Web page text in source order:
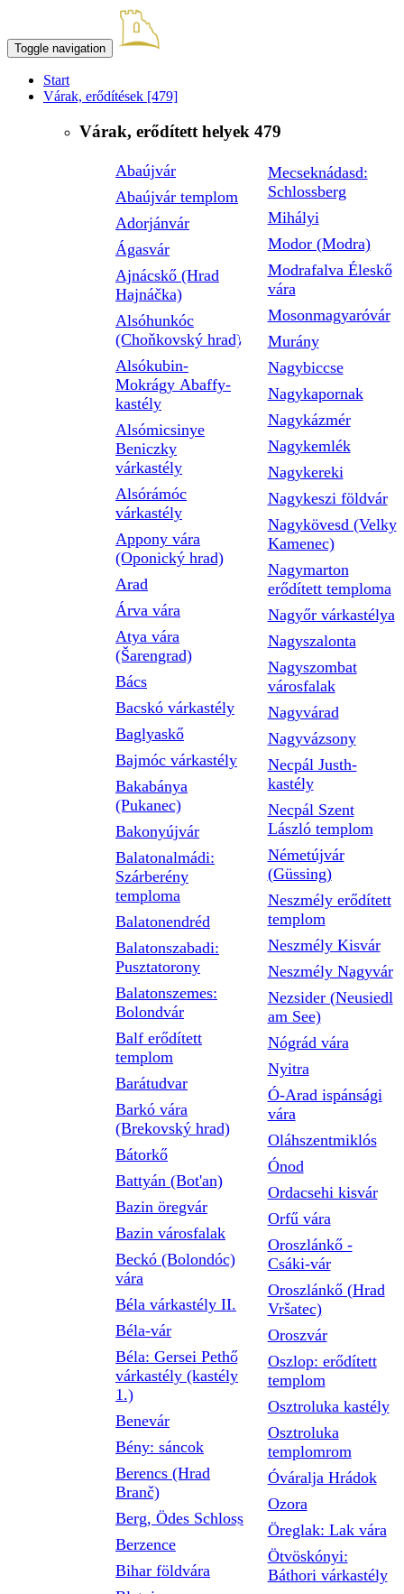
Toggle navigation
Start
Várak, erődítések [479]
Várak, erődített helyek 479
Abaújvár
Abaújvár templom
Adorjánvár
Ágasvár
Ajnácskő (Hrad
Hajnáčka)
Alsóhunkóc
(Choňkovský hrad)
Alsókubin-
Mokrágy Abaffy-
kastély
Alsómicsinye
Beniczky
várkastély
Alsórámóc
várkastély
Appony vára
(Oponický hrad)
Arad
Árva vára
Atya vára
(Šarengrad)
Bács
Bacskó várkastély
Baglyaskő
Bajmóc várkastély
Bakabánya
(Pukanec)
Bakonyújvár
Balatonalmádi:
Szárberény
temploma
Balatonendréd
Balatonszabadi:
Pusztatorony
Balatonszemes:
Bolondvár
Balf erődített
templom
Barátudvar
Barkó vára
(Brekovský hrad)
Bátorkő
Battyán (Bot'an)
Bazin öregvár
Bazin városfalak
Beckó (Bolondóc)
vára
Béla várkastély II.
Béla-vár
Béla: Gersei Pethő
várkastély (kastély
1.)
Benevár
Bény: sáncok
Berencs (Hrad
Branč)
Berg, Ödes Schloss
Berzence
Bihar földvára
Mecseknádasd:
Schlossberg
Mihályi
Modor (Modra)
Modrafalva Éleskő
vára
Mosonmagyaróvár
Murány
Nagybiccse
Nagykapornak
Nagykázmér
Nagykemlék
Nagykereki
Nagykeszi földvár
Nagykövesd (Velky
Kamenec)
Nagymarton
erődített temploma
Nagyőr várkastélya
Nagyszalonta
Nagyszombat
városfalak
Nagyvárad
Nagyvázsony
Necpál Justh-
kastély
Necpál Szent
László templom
Németújvár
(Güssing)
Neszmély erődített
templom
Neszmély Kisvár
Neszmély Nagyvár
Nezsider (Neusiedl
am See)
Nógrád vára
Nyitra
Ó-Arad ispánsági
vára
Oláhszentmiklós
Ónod
Ordacsehi kisvár
Orfű vára
Oroszlánkő -
Csáki-vár
Oroszlánkő (Hrad
Vršatec)
Oroszvár
Oszlop: erődített
templom
Osztroluka kastély
Osztroluka
templomrom
Óváralja Hrádok
Ozora
Öreglak: Lak vára
Ötvöskónyi:
Báthori várkastély